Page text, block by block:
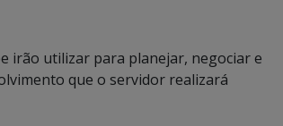
irão utilizar para planejar, negociar e
que o servidor realizará